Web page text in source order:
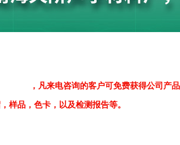
，凡来电咨询的客户可免费获得公司产品
样品，色卡，以及检测报告等。